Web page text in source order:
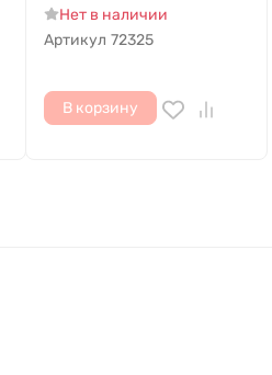
Нет в наличии
Артикул 72325
В корзину